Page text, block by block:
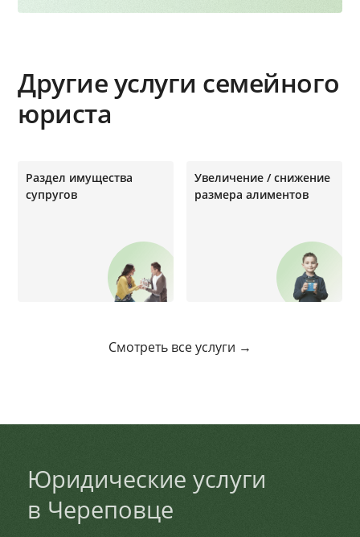
Другие услуги семейного
юриста
Раздел имущества
супругов
Увеличение / снижение
размера алиментов
Смотреть все услуги →
Юридические услуги
в Череповце